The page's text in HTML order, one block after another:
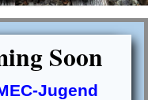
Soon
Jugend